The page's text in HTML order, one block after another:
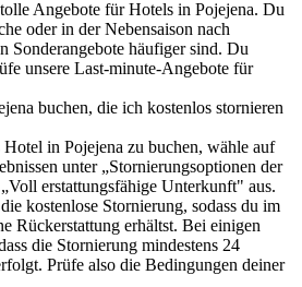
Angebote für Hotels in Pojejena. Du
oder in der Nebensaison nach
Sonderangebote häufiger sind. Du
unsere Last-minute-Angebote für
buchen, die ich kostenlos stornieren
in Pojejena zu buchen, wähle auf
unter „Stornierungsoptionen der
erstattungsfähige Unterkunft" aus.
kostenlose Stornierung, sodass du im
Rückerstattung erhältst. Bei einigen
die Stornierung mindestens 24
Prüfe also die Bedingungen deiner